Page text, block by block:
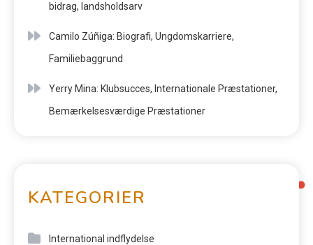
bidrag, landsholdsarv
Camilo Zúñiga: Biografi, Ungdomskarriere,
Familiebaggrund
Yerry Mina: Klubsucces, Internationale Præstationer,
Bemærkelsesværdige Præstationer
KATEGORIER
International indflydelse